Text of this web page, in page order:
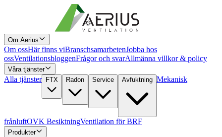
Om Aerius
Om ossHär finns viBranschsamarbetenJobba hos
ossVentilationsbloggenFrågor och svarAllmänna villkor & policy
Våra tjänster
Alla tjänster FTX Radon Service Avfuktning Mekanisk
frånluftOVK BesiktningVentilation för BRF
Produkter